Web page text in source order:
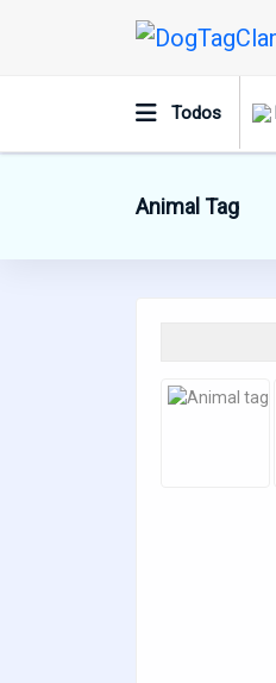
Todos
Animal Tag